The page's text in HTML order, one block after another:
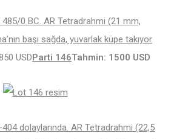
485/0 BC. AR Tetradrahmi (21 mm,
başı sağda, yuvarlak küpe takıyor
USDParti 146Tahmin: 1500 USD
dolaylarında. AR Tetradrahmi (22,5